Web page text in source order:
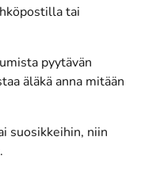
tai
pyytävän
äläkä anna mitään
suosikkeihin, niin